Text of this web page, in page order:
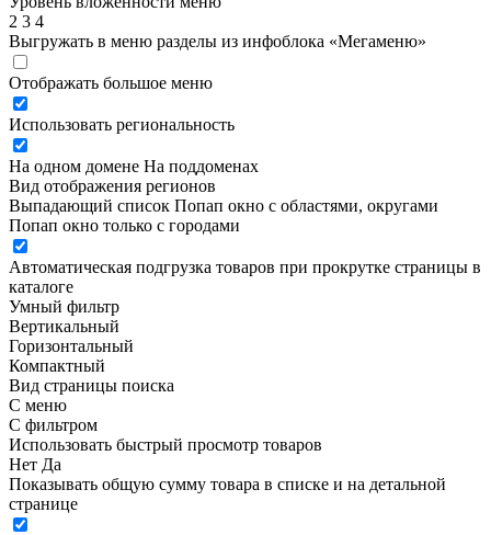
2 3 4
Выгружать в меню разделы из инфоблока «Мегаменю»
Отображать большое меню
Использовать региональность
На одном домене На поддоменах
Вид отображения регионов
Выпадающий список Попап окно c областями, округами
Попап окно только с городами
Автоматическая подгрузка товаров при прокрутке страницы в
каталоге
Умный фильтр
Вертикальный
Горизонтальный
Компактный
Вид страницы поиска
С меню
С фильтром
Использовать быстрый просмотр товаров
Нет Да
Показывать общую сумму товара в списке и на детальной
странице